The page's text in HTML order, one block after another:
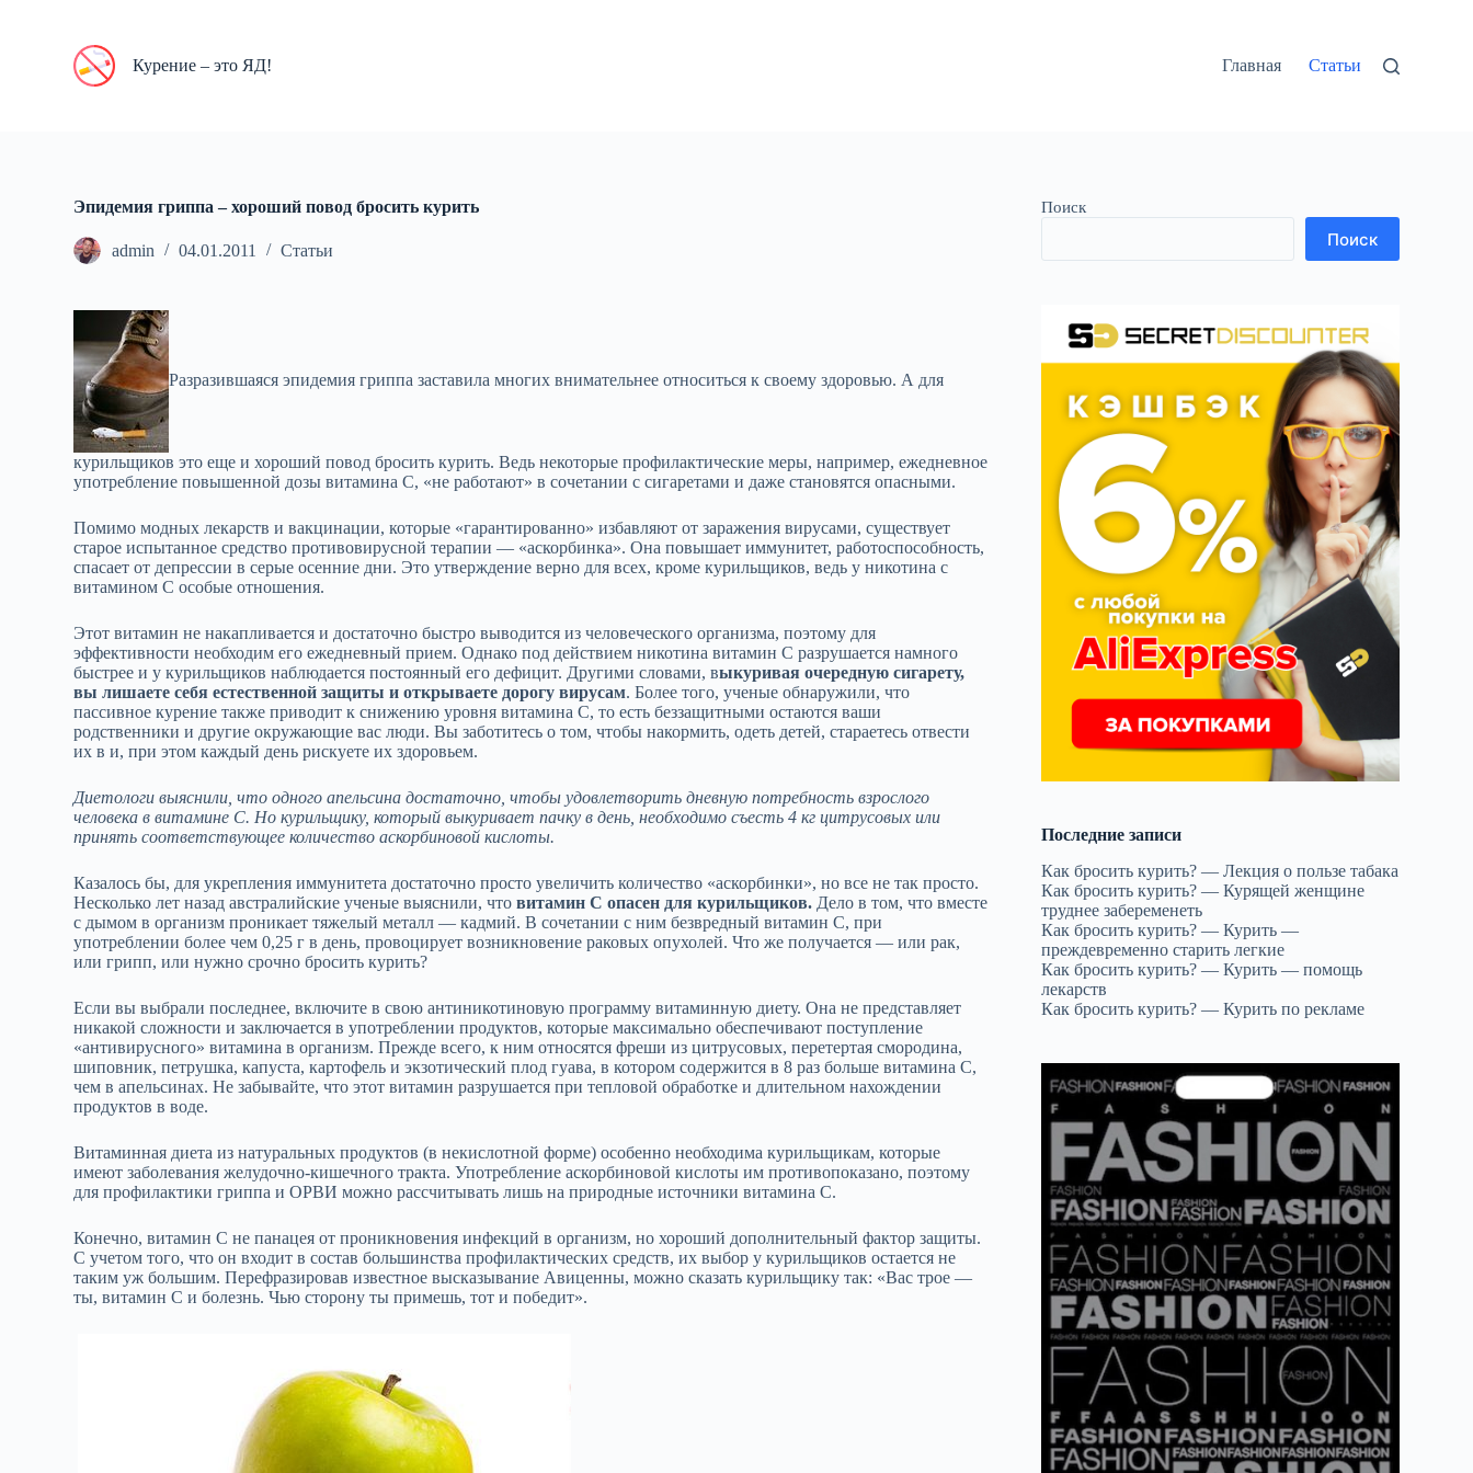
Курение – это ЯД! Главная Статьи
Эпидемия гриппа – хороший повод бросить курить
admin 04.01.2011 Статьи
Разразившаяся эпидемия гриппа заставила многих внимательнее относиться к своему здоровью. А для
курильщиков это еще и хороший повод бросить курить. Ведь некоторые профилактические меры, например, ежедневное
употребление повышенной дозы витамина С, «не работают» в сочетании с сигаретами и даже становятся опасными.
Помимо модных лекарств и вакцинации, которые «гарантированно» избавляют от заражения вирусами, существует
старое испытанное средство противовирусной терапии — «аскорбинка». Она повышает иммунитет, работоспособность,
спасает от депрессии в серые осенние дни. Это утверждение верно для всех, кроме курильщиков, ведь у никотина с
витамином С особые отношения.
Этот витамин не накапливается и достаточно быстро выводится из человеческого организма, поэтому для
эффективности необходим его ежедневный прием. Однако под действием никотина витамин С разрушается намного
быстрее и у курильщиков наблюдается постоянный его дефицит. Другими словами, выкуривая очередную сигарету,
вы лишаете себя естественной защиты и открываете дорогу вирусам. Более того, ученые обнаружили, что
пассивное курение также приводит к снижению уровня витамина С, то есть беззащитными остаются ваши
родственники и другие окружающие вас люди. Вы заботитесь о том, чтобы накормить, одеть детей, стараетесь отвести
их в и, при этом каждый день рискуете их здоровьем.
Диетологи выяснили, что одного апельсина достаточно, чтобы удовлетворить дневную потребность взрослого
человека в витамине С. Но курильщику, который выкуривает пачку в день, необходимо съесть 4 кг цитрусовых или
принять соответствующее количество аскорбиновой кислоты.
Казалось бы, для укрепления иммунитета достаточно просто увеличить количество «аскорбинки», но все не так просто.
Несколько лет назад австралийские ученые выяснили, чтовитамин С опасен для курильщиков. Дело в том, что вместе
с дымом в организм проникает тяжелый металл — кадмий. В сочетании с ним безвредный витамин С, при
употреблении более чем 0,25 г в день, провоцирует возникновение раковых опухолей. Что же получается — или рак,
или грипп, или нужно срочно бросить курить?
Если вы выбрали последнее, включите в свою антиникотиновую программу витаминную диету. Она не представляет
никакой сложности и заключается в употреблении продуктов, которые максимально обеспечивают поступление
«антивирусного» витамина в организм. Прежде всего, к ним относятся фреши из цитрусовых, перетертая смородина,
шиповник, петрушка, капуста, картофель и экзотический плод гуава, в котором содержится в 8 раз больше витамина С,
чем в апельсинах. Не забывайте, что этот витамин разрушается при тепловой обработке и длительном нахождении
продуктов в воде.
Витаминная диета из натуральных продуктов (в некислотной форме) особенно необходима курильщикам, которые
имеют заболевания желудочно-кишечного тракта. Употребление аскорбиновой кислоты им противопоказано, поэтому
для профилактики гриппа и ОРВИ можно рассчитывать лишь на природные источники витамина С.
Конечно, витамин С не панацея от проникновения инфекций в организм, но хороший дополнительный фактор защиты.
С учетом того, что он входит в состав большинства профилактических средств, их выбор у курильщиков остается не
таким уж большим. Перефразировав известное высказывание Авиценны, можно сказать курильщику так: «Вас трое —
ты, витамин С и болезнь. Чью сторону ты примешь, тот и победит».
Поиск
Поиск
Последние записи
Как бросить курить? — Лекция о пользе табака
Как бросить курить? — Курящей женщине
труднее забеременеть
Как бросить курить? — Курить —
преждевременно старить легкие
Как бросить курить? — Курить — помощь
лекарств
Как бросить курить? — Курить по рекламе